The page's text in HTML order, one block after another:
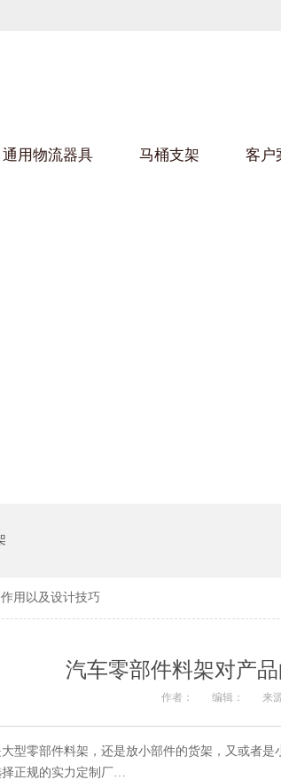
通用物流器具 马桶支架 客户
用以及设计技巧
汽车零部件料架对产
作者： 编辑： 来源
型零部件料架，还是放小部件的货架，又或者
选择正规的实力定制厂…